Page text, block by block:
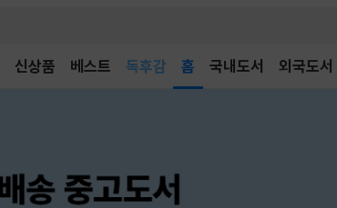
신상품 베스트
어린이
홈 국내도서 외국도서